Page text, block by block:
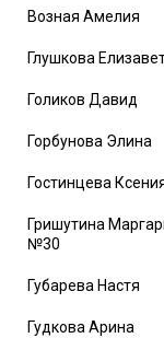
Возная
Глушкова
Голиков
Горбунова
Гостинцева
Гришутина
№30
Губарева
Гудкова